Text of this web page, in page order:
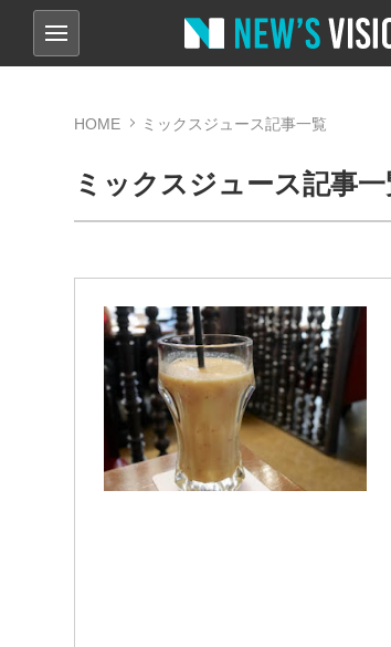
HOME ミックスジュース記事一覧
ミックスジュース記事